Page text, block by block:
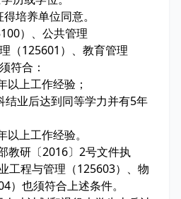
培养单位同意。
）、公共管理
（125601）、教育管理
符合：
以上工作经验；
结业后达到同等学力并有5年
以上工作经验。
教研〔2016〕2号文件执
工程与管理（125603）、物
）也须符合上述条件。